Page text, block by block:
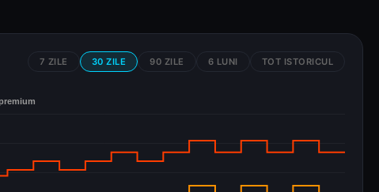
7 ZILE 30 ZILE 90 ZILE 6 LUNI TOT ISTORICUL